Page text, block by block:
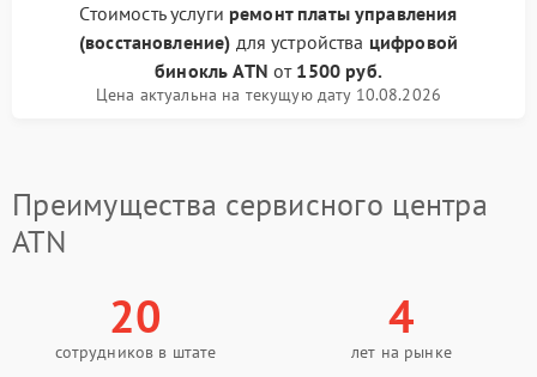
Стоимость услуги ремонт платы управления
(восстановление) для устройства цифровой
бинокль ATN от 1500 руб.
Цена актуальна на текущую дату 10.08.2026
Преимущества сервисного центра
ATN
20
сотрудников в штате
4
лет на рынке